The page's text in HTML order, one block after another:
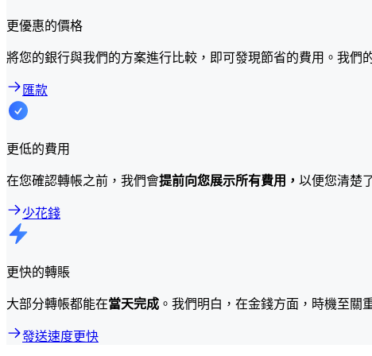
更優惠的價格
將您的銀行與我們的方案進行比較，即可發現節省的費用。我們
匯款
更低的費用
在您確認轉帳之前，我們會提前向您展示所有費用， 以便您清楚
少花錢
更快的轉賬
大部分轉帳都能在當天完成 。我們明白，在金錢方面，時機至關
發送速度更快